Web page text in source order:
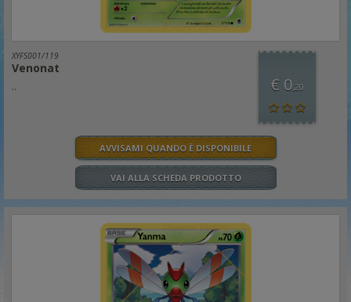
XYFS001/119
Venonat
.. € 0,20
AVVISAMI QUANDO È DISPONIBILE
VAI ALLA SCHEDA PRODOTTO